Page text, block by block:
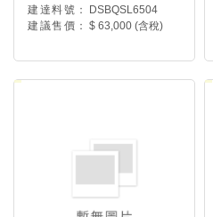
建達料號：
DSBQSL6504
建議售價： $ 63,000 (含稅)